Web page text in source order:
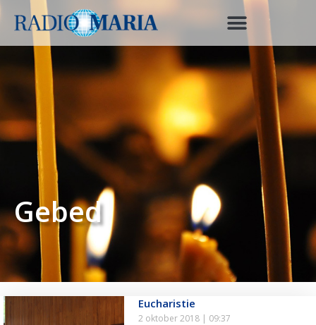
Gebed
Eucharistie
2 oktober 2018 09:37